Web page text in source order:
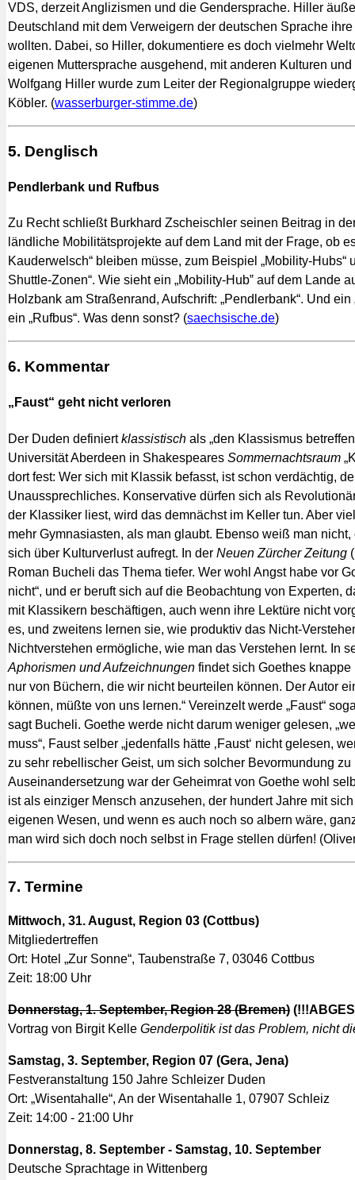
VDS, derzeit Anglizismen und die Gendersprache. Hiller
Deutschland mit dem Verweigern der deutschen Sprache
wollten. Dabei, so Hiller, dokumentiere es doch vielmehr
eigenen Muttersprache ausgehend, mit anderen Kulturen
Wolfgang Hiller wurde zum Leiter der Regionalgruppe
Köbler. (wasserburger-stimme.de)
5. Denglisch
Pendlerbank und Rufbus
Zu Recht schließt Burkhard Zscheischler seinen Beitrag in
ländliche Mobilitätsprojekte auf dem Land mit der Frage, ob
Kauderwelsch“ bleiben müsse, zum Beispiel „Mobility-Hubs“
Shuttle-Zonen“. Wie sieht ein „Mobility-Hub‟ auf dem Lande
Holzbank am Straßenrand, Aufschrift: „Pendlerbank“. Und
ein „Rufbus“. Was denn sonst? (saechsische.de)
6. Kommentar
„Faust“ geht nicht verloren
Der Duden definiertklassistisch als „den Klassismus
Universität Aberdeen in Shakespeares Sommernachtsraum
dort fest: Wer sich mit Klassik befasst, ist schon verdächtig,
Unaussprechliches. Konservative dürfen sich als
der Klassiker liest, wird das demnächst im Keller tun. Aber
mehr Gymnasiasten, als man glaubt. Ebenso weiß man
sich über Kulturverlust aufregt. In der Neuen Zürcher Zeitung
Roman Bucheli das Thema tiefer. Wer wohl Angst habe vor
nicht“, und er beruft sich auf die Beobachtung von Experten,
mit Klassikern beschäftigen, auch wenn ihre Lektüre nicht
es, und zweitens lernen sie, wie produktiv das Nicht-
Nichtverstehen ermögliche, wie man das Verstehen lernt. In
Aphorismen und Aufzeichnungen findet sich Goethes
nur von Büchern, die wir nicht beurteilen können. Der Autor
können, müßte von uns lernen.“ Vereinzelt werde „Faust“
sagt Bucheli. Goethe werde nicht darum weniger gelesen,
muss“, Faust selber „jedenfalls hätte ‚Faust‘ nicht gelesen,
zu sehr rebellischer Geist, um sich solcher Bevormundung zu
Auseinandersetzung war der Geheimrat von Goethe wohl
ist als einziger Mensch anzusehen, der hundert Jahre mit
eigenen Wesen, und wenn es auch noch so albern wäre,
man wird sich doch noch selbst in Frage stellen dürfen!
7. Termine
Mittwoch, 31. August, Region 03 (Cottbus)
Mitgliedertreffen
Ort: Hotel „Zur Sonne“, Taubenstraße 7, 03046 Cottbus
Zeit: 18:00 Uhr
Donnerstag, 1. September, Region 28 (Bremen)
Vortrag von Birgit Kelle Genderpolitik ist das Problem, nicht
Samstag, 3. September, Region 07 (Gera, Jena)
Festveranstaltung 150 Jahre Schleizer Duden
Ort: „Wisentahalle“, An der Wisentahalle 1, 07907 Schleiz
Zeit: 14:00 - 21:00 Uhr
Donnerstag, 8. September - Samstag, 10. September
Deutsche Sprachtage in Wittenberg